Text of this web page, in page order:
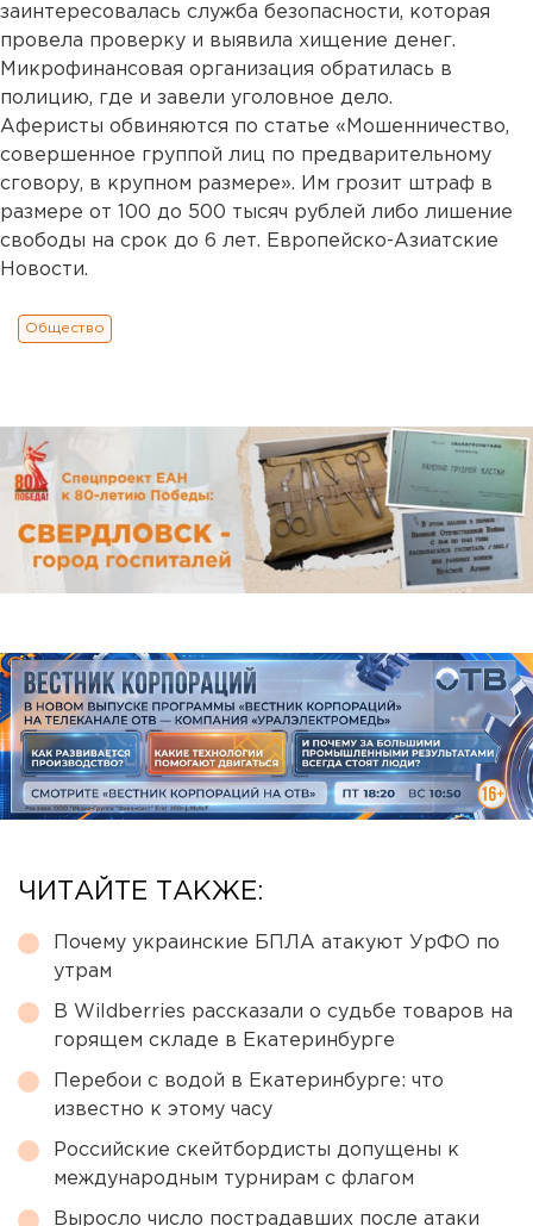
заинтересовалась служба безопасности, которая
провела проверку и выявила хищение денег.
Микрофинансовая организация обратилась в
полицию, где и завели уголовное дело.
Аферисты обвиняются по статье «Мошенничество,
совершенное группой лиц по предварительному
сговору, в крупном размере». Им грозит штраф в
размере от 100 до 500 тысяч рублей либо лишение
свободы на срок до 6 лет. Европейско-Азиатские
Новости.
Общество
ЧИТАЙТЕ ТАКЖЕ:
Почему украинские БПЛА атакуют УрФО по
утрам
В Wildberries рассказали о судьбе товаров на
горящем складе в Екатеринбурге
Перебои с водой в Екатеринбурге: что
известно к этому часу
Российские скейтбордисты допущены к
международным турнирам с флагом
Выросло число пострадавших после атаки